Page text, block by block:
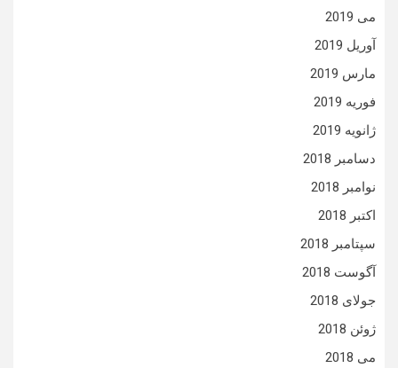
می 2019
آوریل 2019
مارس 2019
فوریه 2019
ژانویه 2019
دسامبر 2018
نوامبر 2018
اکتبر 2018
سپتامبر 2018
آگوست 2018
جولای 2018
ژوئن 2018
می 2018